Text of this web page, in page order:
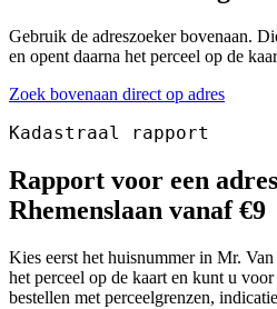
Gebruik de adreszoeker bovenaan.
en opent daarna het perceel op de
Zoek bovenaan direct op adres
Kadastraal rapport
Rapport voor een
Rhemenslaan vanaf €9
Kies eerst het huisnummer in Mr.
het perceel op de kaart en kunt u
bestellen met perceelgrenzen,